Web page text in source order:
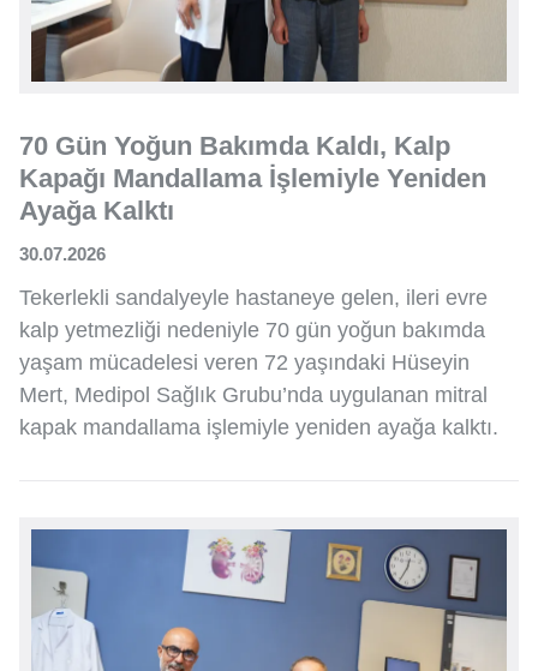
70 Gün Yoğun Bakımda Kaldı, Kalp
Kapağı Mandallama İşlemiyle Yeniden
Ayağa Kalktı
30.07.2026
Tekerlekli sandalyeyle hastaneye gelen, ileri evre
kalp yetmezliği nedeniyle 70 gün yoğun bakımda
yaşam mücadelesi veren 72 yaşındaki Hüseyin
Mert, Medipol Sağlık Grubu’nda uygulanan mitral
kapak mandallama işlemiyle yeniden ayağa kalktı.